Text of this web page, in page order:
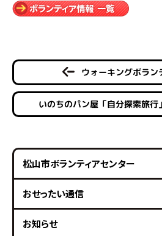
ウォーキングボラン
いのちのパン屋「自分探索旅行
松山市ボランティアセンター
おせったい通信
お知らせ